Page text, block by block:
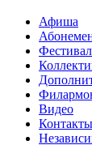
Афиша
Видео
Контакты